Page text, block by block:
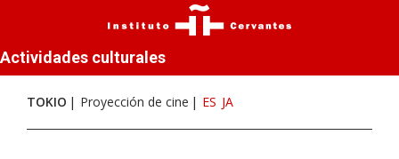
Actividades culturales
TOKIO Proyección de cine ES JA